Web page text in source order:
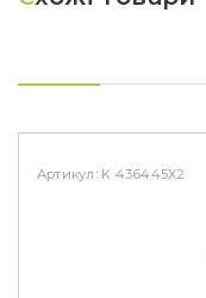
Артикул: K 436445X2